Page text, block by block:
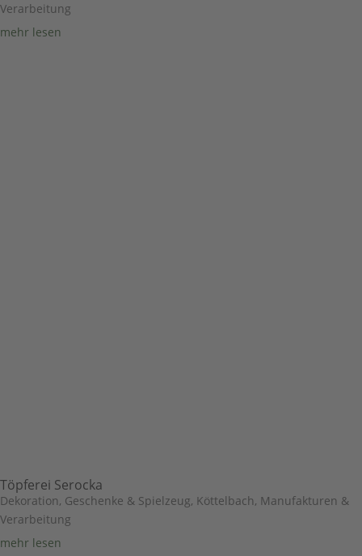
Verarbeitung
mehr lesen
Töpferei Serocka
Dekoration, Geschenke & Spielzeug, Köttelbach, Manufakturen &
Verarbeitung
mehr lesen